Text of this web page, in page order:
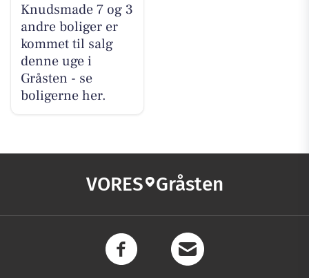
Knudsmade 7 og 3
andre boliger er
kommet til salg
denne uge i
Gråsten - se
boligerne her.
VORES Gråsten